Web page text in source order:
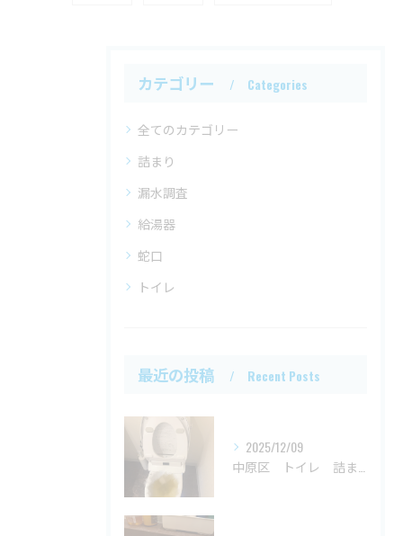
カテゴリー Categories
全てのカテゴリー
詰まり
漏水調査
給湯器
蛇口
トイレ
最近の投稿 Recent Posts
2025/12/09
中原区 トイレ 詰まり